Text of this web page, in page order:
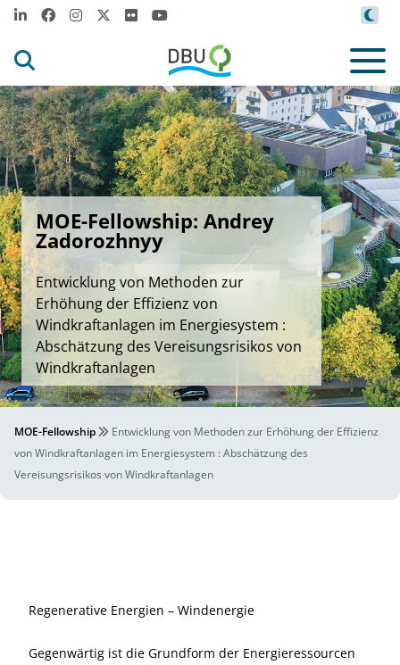
MOE-Fellowship: Andrey
Zadorozhnyy
Entwicklung von Methoden zur
Erhöhung der Effizienz von
Windkraftanlagen im Energiesystem :
Abschätzung des Vereisungsrisikos von
Windkraftanlagen
MOE-Fellowship
Entwicklung von Methoden zur Erhöhung der Effizienz
von Windkraftanlagen im Energiesystem : Abschätzung des
Vereisungsrisikos von Windkraftanlagen
Regenerative Energien – Windenergie
Gegenwärtig ist die Grundform der Energieressourcen